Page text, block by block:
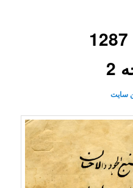
قباله ازدواج سال 1287
سایت